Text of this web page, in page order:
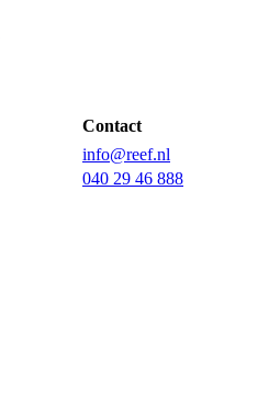
Contact
info@reef.nl
040 29 46 888